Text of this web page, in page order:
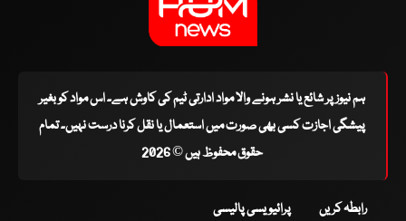
ہم نیوز پر شائع یا نشر ہونے والا مواد ادارتی ٹیم کی کاوش ہے۔ اس مواد کو بغیر
پیشگی اجازت کسی بھی صورت میں استعمال یا نقل کرنا درست نہیں۔ تمام
حقوق محفوظ ہیں © 2026
رابطہ کریں پرائیویسی پالیسی